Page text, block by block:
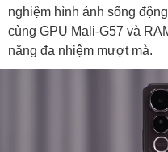
nghiệm hình ảnh sống
cùng GPU Mali-G57 và
năng đa nhiệm mượt mà.